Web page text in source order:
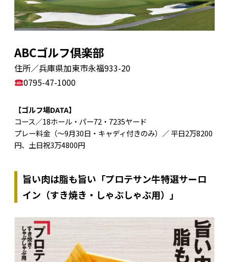
ABCゴルフ倶楽部
住所／兵庫県加東市永福933-20
0795-47-1000
【ゴルフ場DATA】
コース／18ホール・パー72・7235ヤード
プレー料金（～9月30日・キャディ付きのみ）／ 平日2万8200
円、土日祝3万4800円
旨い肉は脂も旨い「プロテサン牛特選サーロ
イン（すき焼き・しゃぶしゃぶ用）」